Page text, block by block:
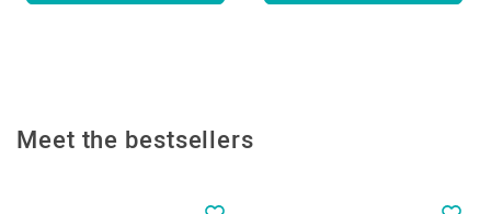
Meet the bestsellers